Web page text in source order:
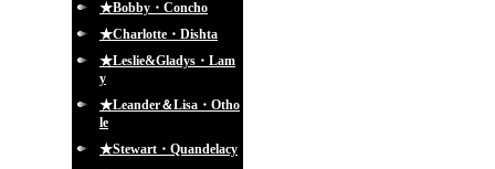
★Bobby・Concho
★Charlotte・Dishta
★Leslie&Gladys・Lam
y
★Leander＆Lisa・Otho
le
★Stewart・Quandelacy